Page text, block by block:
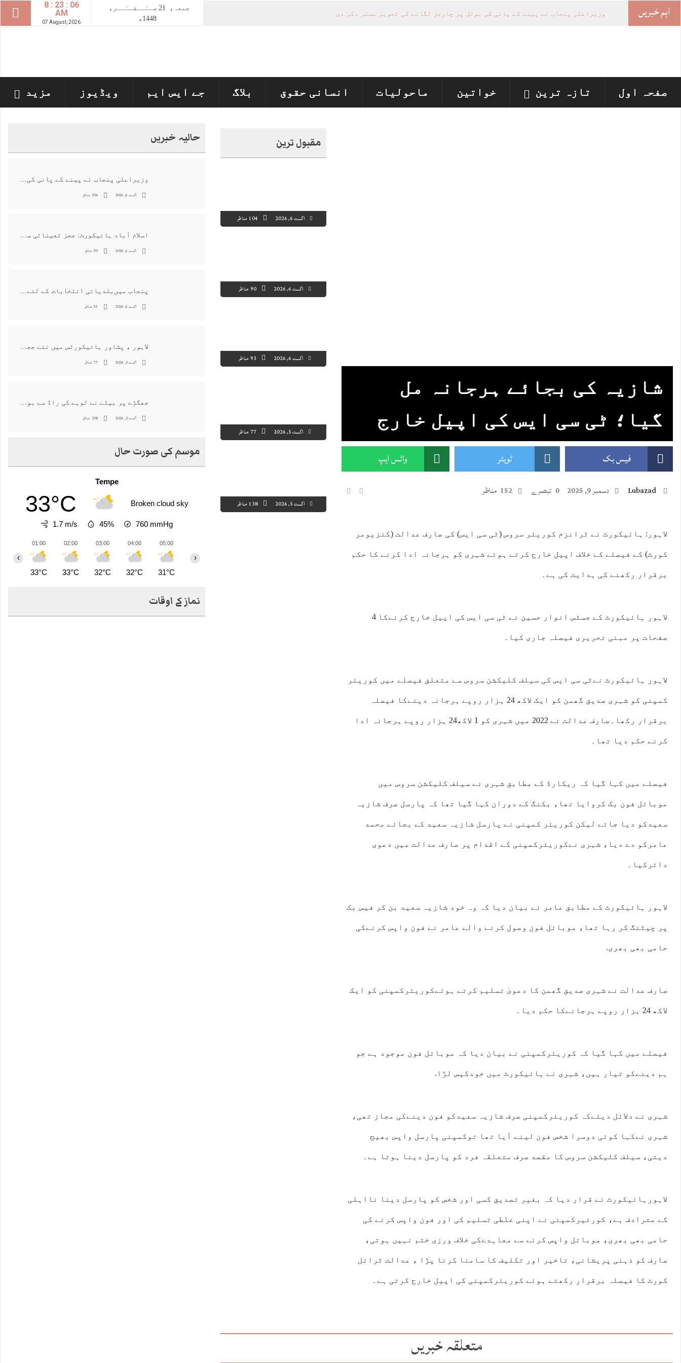
8 : 23 : 07
AM
07 August, 2026
جمعہ، 21 صــَــفــَــر،
1448ھ
اہم خبریں
صفحہ اول تازہ ترین خواتین ماحولیات انسانی حقوق بلاگ جے ایس ایم ویڈیوز مزید
مقبول ترین
اگست 6, 2026 104 مناظر
اگست 6, 2026 90 مناظر
اگست 6, 2026 93 مناظر
اگست 5, 2026 77 مناظر
اگست 5, 2026 138 مناظر
شازیہ کی بجائے ہرجانہ مل
گیا؛ ٹی سی ایس کی اپیل خارج
فیس بک ٹویٹر واٹس ایپ
Lubazad دسمبر 9, 2025 0 تبصرے 152 مناظر
لاہور: ہائیکورٹ نے ٹرانزم کوریئر سروس (ٹی سی ایس) کی صارف عدالت (کنزیومر
کورٹ) کے فیصلے کے خلاف اپیل خارج کرتے ہوئے شہری کو ہرجانہ ادا کرنے کا حکم
برقرار رکھنے کی ہدایت کی ہے۔
لاہور ہائیکورٹ کے جسٹس انوار حسین نے ٹی سی ایس کی اپیل خارج کرنےکا 4
صفحات پر مبنی تحریری فیصلہ جاری کیا۔
لاہور ہائیکورٹ نےٹی سی ایس کی سیلف کلیکشن سروس سے متعلق فیصلے میں کوریئر
کمپنی کو شہری صدیق گھمن کو ایک لاکھ 24 ہزار روپے ہرجانہ دینےکا فیصلہ
برقرار رکھا۔صارف عدالت نے 2022 میں شہری کو 1 لاکھ24 ہزار روپے ہرجانہ ادا
کرنے حکم دیا تھا۔
فیصلے میں کہا گیا کہ ریکارڈ کے مطابق شہری نے سیلف کلیکشن سروس میں
موبائل فون بک کروایا تھا، بکنگ کے دوران کہا گیا تھا کہ پارسل صرف شازیہ
سعیدکو دیا جائے لیکن کوریئر کمپنی نے پارسل شازیہ سعید کے بجائے محمد
عامرکو دے دیا، شہری نےکوریئرکمپنی کے اقدام پر صارف عدالت میں دعوی
دائرکیا۔
لاہور ہائیکورٹ کے مطابق عامر نے بیان دیا کہ وہ خود شازیہ سعید بن کر فیس بک
پر چیٹنگ کر رہا تھا، موبائل فون وصول کرنے والے عامر نے فون واپس کرنےکی
حامی بھی بھری.
صارف عدالت نے شہری صدیق گھمن کا دعویٰ تسلیم کرتے ہوئےکوریئرکمپنی کو ایک
لاکھ 24 ہزار روپے ہرجانےکا حکم دیا۔
فیصلے میں کہا گیا کہ کوریئرکمپنی نے بیان دیا کہ موبائل فون موجود ہے جو
ہم دینےکو تیار ہیں، شہری نے ہائیکورٹ میں خودکیس لڑا.
شہری نے دلائل دیئےکہ کوریئرکمپنی صرف شازیہ سعیدکو فون دینےکی مجاز تھی،
شہری نےکہا کوئی دوسرا شخص فون لینے آیا تھا توکمپنی پارسل واپس بھیج
دیتی، سیلف کلیکشن سروس کا مقصد صرف متعلقہ فرد کو پارسل دینا ہوتا ہے۔
لاہورہائیکورٹ نے قرار دیا کہ بغیر تصدیق کسی اور شخص کو پارسل دینا نااہلی
کے مترادف ہے، کورئیرکمپنی نے اپنی غلطی تسلیم کی اور فون واپس کرنے کی
حامی بھی بھری، موبائل واپس کرنے سے معاہدےکی خلاف ورزی ختم نہیں ہوتی،
صارف کو ذہنی پریشانی، تاخیر اور تکلیف کا سامنا کرنا پڑا ، عدالت ٹرائل
کورٹ کا فیصلہ برقرار رکھتے ہوئے کوریئرکمپنی کی اپیل خارج کرتی ہے۔
متعلقہ خبریں
حالیہ خبریں
وزیراعلیٰ پنجاب نے پینے کے پانی کی بوتل پر چارجز لگانے کی تجویز مستر دکر دی
اگست 6, 2026 104 مناظر
اسلام آباد ہائیکورٹ: ججز تعیناتی سمری منظور نہیں‌ ہونے کے خٌلاف فیصلہ محفوظ
اگست 6, 2026 90 مناظر
پنجاب میں‌بلدیاتی انتخابات کے لئے 12 ارب روپے سے زائد مختص کرنے کی منظوری
اگست 6, 2026 93 مناظر
لاہور ، پشاور ہائیکورٹس میں نئے ججز کی تعیناتی اور مستقلی التواء کا شکار
اگست 5, 2026 77 مناظر
جھگڑے پر بیٹے نے لوہے کی راڈ سے بوڑھی ماں اور ہمسائی کو قتل کردیا
اگست 5, 2026 138 مناظر
موسم کی صورت حال
Tempe
33°C Broken cloud sky
1.7 m/s 45% 760 mmHg
01:00
33°C
02:00
33°C
03:00
32°C
04:00
32°C
05:00
31°C 42°C 42°C 41°C
‹ ›
نماز کے اوقات